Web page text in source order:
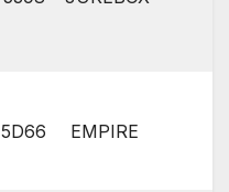
5D66 EMPIRE